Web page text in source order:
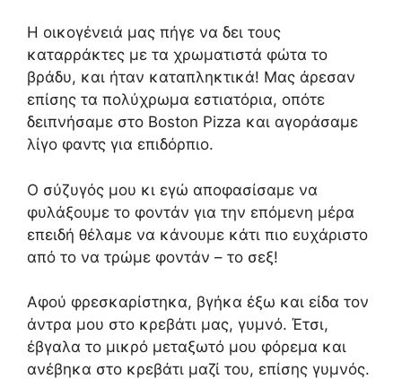
Η οικογένειά μας πήγε να δει τους
καταρράκτες με τα χρωματιστά φώτα το
βράδυ, και ήταν καταπληκτικά! Μας άρεσαν
επίσης τα πολύχρωμα εστιατόρια, οπότε
δειπνήσαμε στο Boston Pizza και αγοράσαμε
λίγο φαντς για επιδόρπιο.
Ο σύζυγός μου κι εγώ αποφασίσαμε να
φυλάξουμε το φοντάν για την επόμενη μέρα
επειδή θέλαμε να κάνουμε κάτι πιο ευχάριστο
από το να τρώμε φοντάν – το σεξ!
Αφού φρεσκαρίστηκα, βγήκα έξω και είδα τον
άντρα μου στο κρεβάτι μας, γυμνό. Έτσι,
έβγαλα το μικρό μεταξωτό μου φόρεμα και
ανέβηκα στο κρεβάτι μαζί του, επίσης γυμνός.